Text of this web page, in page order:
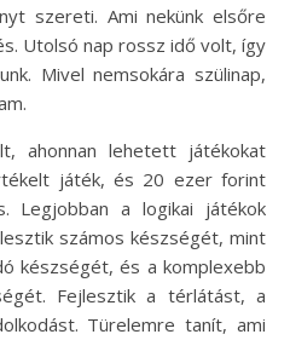
szereti. Ami nekünk elsőre
Utolsó nap rossz idő volt, így
Mivel nemsokára szülinap,
ahonnan lehetett játékokat
játék, és 20 ezer forint
Legjobban a logikai játékok
számos készségét, mint
készségét, és a komplexebb
Fejlesztik a térlátást, a
Türelemre tanít, ami